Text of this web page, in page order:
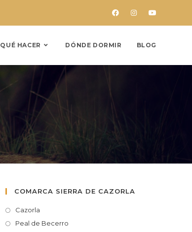
QUÉ HACER DÓNDE DORMIR BLOG
COMARCA SIERRA DE CAZORLA
Cazorla
Peal de Becerro